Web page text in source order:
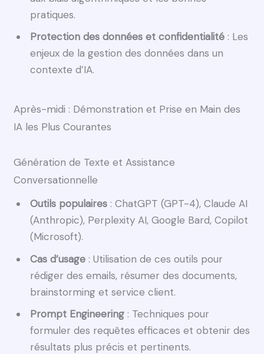
pratiques.
Protection des données et confidentialité : Les
enjeux de la gestion des données dans un
contexte d’IA.
Après-midi : Démonstration et Prise en Main des
IA les Plus Courantes
Génération de Texte et Assistance
Conversationnelle
Outils populaires : ChatGPT (GPT-4), Claude AI
(Anthropic), Perplexity AI, Google Bard, Copilot
(Microsoft).
Cas d’usage : Utilisation de ces outils pour
rédiger des emails, résumer des documents,
brainstorming et service client.
Prompt Engineering : Techniques pour
formuler des requêtes efficaces et obtenir des
résultats plus précis et pertinents.